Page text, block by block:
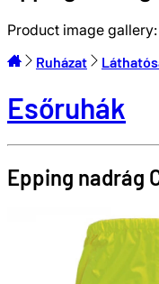
Product image gallery:
Ruházat
Esőruhák
Epping nadrág